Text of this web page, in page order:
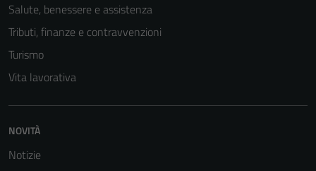
Salute, benessere e assistenza
Tributi, finanze e contravvenzioni
Turismo
Vita lavorativa
NOVITÀ
Notizie